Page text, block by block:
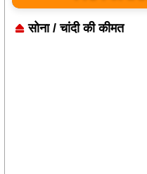
सोना / चांदी की कीमत